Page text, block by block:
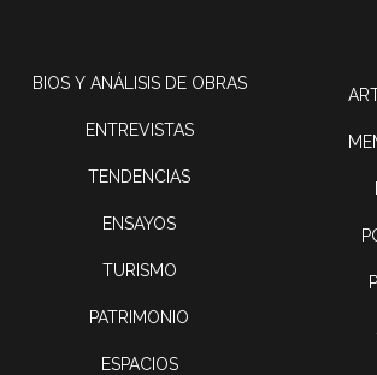
BIOS Y ANÁLISIS DE OBRAS
ENTREVISTAS
TENDENCIAS
ENSAYOS
TURISMO
PATRIMONIO
ESPACIOS